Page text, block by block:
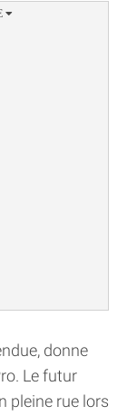
donne
Le futur
pleine rue lors